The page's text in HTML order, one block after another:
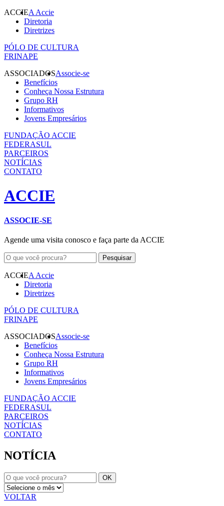
ACCIEA Accie
Diretoria
Diretrizes
PÓLO DE CULTURA
FRINAPE
ASSOCIADOSAssocie-se
Benefícios
Conheça Nossa Estrutura
Grupo RH
Informativos
Jovens Empresários
FUNDAÇÃO ACCIE
FEDERASUL
PARCEIROS
NOTÍCIAS
CONTATO
ACCIE
ASSOCIE-SE
Agende uma visita conosco e faça parte da ACCIE
ACCIEA Accie
Diretoria
Diretrizes
PÓLO DE CULTURA
FRINAPE
ASSOCIADOSAssocie-se
Benefícios
Conheça Nossa Estrutura
Grupo RH
Informativos
Jovens Empresários
FUNDAÇÃO ACCIE
FEDERASUL
PARCEIROS
NOTÍCIAS
CONTATO
NOTÍCIA
VOLTAR